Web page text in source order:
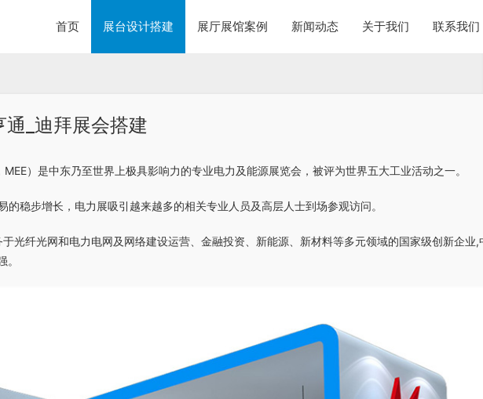
首页 展台设计搭建 展厅展馆案例 新闻动态 关于我们 联系我们
通_迪拜展会搭建
）是中东乃至世界上极具影响力的专业电力及能源展览会，被评为世界五大工业活动之一。
稳步增长，电力展吸引越来越多的相关专业人员及高层人士到场参观访问。
光纤光网和电力电网及网络建设运营、金融投资、新能源、新材料等多元领域的国家级创新企业,